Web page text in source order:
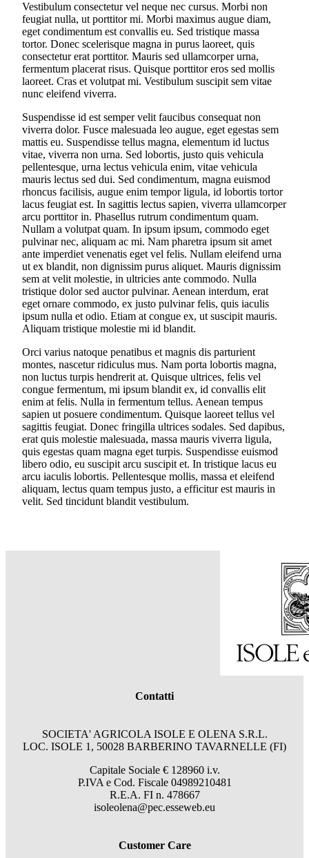
Vestibulum consectetur vel neque nec cursus. Morbi non
feugiat nulla, ut porttitor mi. Morbi maximus augue diam,
eget condimentum est convallis eu. Sed tristique massa
tortor. Donec scelerisque magna in purus laoreet, quis
consectetur erat porttitor. Mauris sed ullamcorper urna,
fermentum placerat risus. Quisque porttitor eros sed mollis
laoreet. Cras et volutpat mi. Vestibulum suscipit sem vitae
nunc eleifend viverra.
Suspendisse id est semper velit faucibus consequat non
viverra dolor. Fusce malesuada leo augue, eget egestas sem
mattis eu. Suspendisse tellus magna, elementum id luctus
vitae, viverra non urna. Sed lobortis, justo quis vehicula
pellentesque, urna lectus vehicula enim, vitae vehicula
mauris lectus sed dui. Sed condimentum, magna euismod
rhoncus facilisis, augue enim tempor ligula, id lobortis tortor
lacus feugiat est. In sagittis lectus sapien, viverra ullamcorper
arcu porttitor in. Phasellus rutrum condimentum quam.
Nullam a volutpat quam. In ipsum ipsum, commodo eget
pulvinar nec, aliquam ac mi. Nam pharetra ipsum sit amet
ante imperdiet venenatis eget vel felis. Nullam eleifend urna
ut ex blandit, non dignissim purus aliquet. Mauris dignissim
sem at velit molestie, in ultricies ante commodo. Nulla
tristique dolor sed auctor pulvinar. Aenean interdum, erat
eget ornare commodo, ex justo pulvinar felis, quis iaculis
ipsum nulla et odio. Etiam at congue ex, ut suscipit mauris.
Aliquam tristique molestie mi id blandit.
Orci varius natoque penatibus et magnis dis parturient
montes, nascetur ridiculus mus. Nam porta lobortis magna,
non luctus turpis hendrerit at. Quisque ultrices, felis vel
congue fermentum, mi ipsum blandit ex, id convallis elit
enim at felis. Nulla in fermentum tellus. Aenean tempus
sapien ut posuere condimentum. Quisque laoreet tellus vel
sagittis feugiat. Donec fringilla ultrices sodales. Sed dapibus,
erat quis molestie malesuada, massa mauris viverra ligula,
quis egestas quam magna eget turpis. Suspendisse euismod
libero odio, eu suscipit arcu suscipit et. In tristique lacus eu
arcu iaculis lobortis. Pellentesque mollis, massa et eleifend
aliquam, lectus quam tempus justo, a efficitur est mauris in
velit. Sed tincidunt blandit vestibulum.
Contatti
SOCIETA' AGRICOLA ISOLE E OLENA S.R.L.
LOC. ISOLE 1, 50028 BARBERINO TAVARNELLE (FI)
Capitale Sociale € 128960 i.v.
P.IVA e Cod. Fiscale 04989210481
R.E.A. FI n. 478667
isoleolena@pec.esseweb.eu
Customer Care